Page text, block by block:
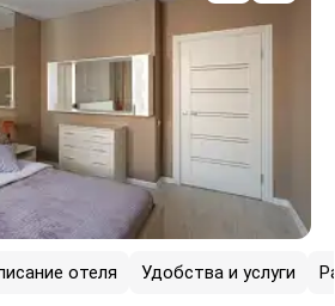
отеля Удобства и услуги